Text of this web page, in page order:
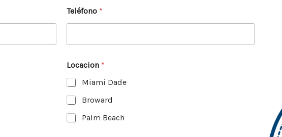
Teléfono *
Locacion *
Miami Dade
Broward
Palm Beach